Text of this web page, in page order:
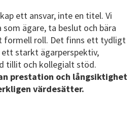
ett ansvar, inte en titel. Vi
ägare, ta beslut och bära
formell roll. Det finns ett tydligt
starkt ägarperspektiv,
tillit och kollegialt stöd.
prestation och långsiktighet
värdesätter.